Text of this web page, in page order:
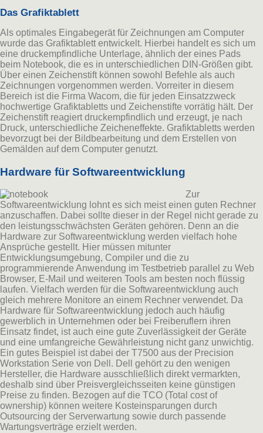
Das Grafiktablett
Als optimales Eingabegerät für Zeichnungen am Computer
wurde das Grafiktablett entwickelt. Hierbei handelt es sich um
eine druckempfindliche Unterlage, ähnlich der eines Pads
beim Notebook, die es in unterschiedlichen DIN-Größen gibt.
Über einen Zeichenstift können sowohl Befehle als auch
Zeichnungen vorgenommen werden. Vorreiter in diesem
Bereich ist die Firma Wacom, die für jeden Einsatzzweck
hochwertige Grafiktabletts und Zeichenstifte vorrätig hält. Der
Zeichenstift reagiert druckempfindlich und erzeugt, je nach
Druck, unterschiedliche Zeicheneffekte. Grafiktabletts werden
bevorzugt bei der Bildbearbeitung und dem Erstellen von
Gemälden auf dem Computer genutzt.
Hardware für Softwareentwicklung
Zur
Softwareentwicklung lohnt es sich meist einen guten Rechner
anzuschaffen. Dabei sollte dieser in der Regel nicht gerade zu
den leistungsschwächsten Geräten gehören. Denn an die
Hardware zur Softwareentwicklung werden vielfach hohe
Ansprüche gestellt. Hier müssen mitunter
Entwicklungsumgebung, Compiler und die zu
programmierende Anwendung im Testbetrieb parallel zu Web
Browser, E-Mail und weiteren Tools am besten noch flüssig
laufen. Vielfach werden für die Softwareentwicklung auch
gleich mehrere Monitore an einem Rechner verwendet. Da
Hardware für Softwareentwicklung jedoch auch häufig
gewerblich in Unternehmen oder bei Freiberuflern ihren
Einsatz findet, ist auch eine gute Zuverlässigkeit der Geräte
und eine umfangreiche Gewährleistung nicht ganz unwichtig.
Ein gutes Beispiel ist dabei der T7500 aus der Precision
Workstation Serie von Dell. Dell gehört zu den wenigen
Hersteller, die Hardware ausschließlich direkt vermarkten,
deshalb sind über Preisvergleichsseiten keine günstigen
Preise zu finden. Bezogen auf die TCO (Total cost of
ownership) können weitere Kosteinsparungen durch
Outsourcing der Serverwartung sowie durch passende
Wartungsverträge erzielt werden.